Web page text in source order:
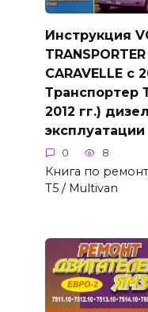
Инструкция
CARAVELLE с
Транспортер
2012 гг.)
эксплуатации
0 8
Книга по
T5 / Multivan